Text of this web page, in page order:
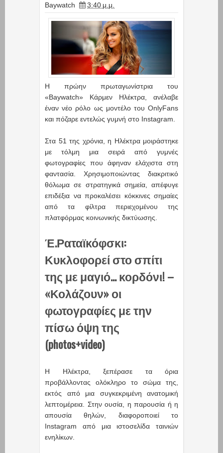
Baywatch
3:40 μ.μ.
Η πρώην πρωταγωνίστρια του
«Baywatch» Κάρμεν Ηλέκτρα, ανέλαβε
έναν νέο ρόλο ως μοντέλο του OnlyFans
και πόζαρε εντελώς γυμνή στο Instagram.
Στα 51 της χρόνια, η Ηλέκτρα μοιράστηκε
με τόλμη μια σειρά από γυμνές
φωτογραφίες που άφηναν ελάχιστα στη
φαντασία. Χρησιμοποιώντας διακριτικό
θόλωμα σε στρατηγικά σημεία, απέφυγε
επιδέξια να προκαλέσει κόκκινες σημαίες
από τα φίλτρα περιεχομένου της
πλατφόρμας κοινωνικής δικτύωσης.
Έ.Ραταϊκόφσκι:
Κυκλοφορεί στο σπίτι
της με μαγιό… κορδόνι! –
«Κολάζουν» οι
φωτογραφίες με την
πίσω όψη της
(photos+video)
Η Ηλέκτρα, ξεπέρασε τα όρια
προβάλλοντας ολόκληρο το σώμα της,
εκτός από μια συγκεκριμένη ανατομική
λεπτομέρεια. Στην ουσία, η παρουσία ή η
απουσία θηλών, διαφοροποιεί το
Instagram από μια ιστοσελίδα ταινιών
ενηλίκων.